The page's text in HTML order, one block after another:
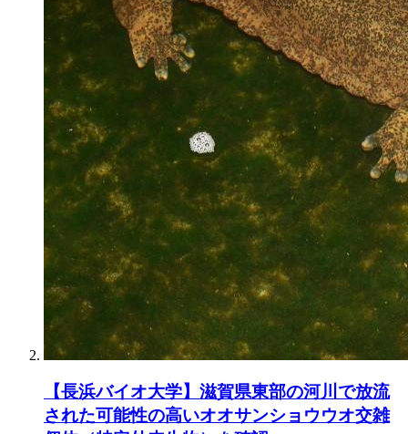
【長浜バイオ大学】滋賀県東部の河川で放流
された可能性の高いオオサンショウウオ交雑